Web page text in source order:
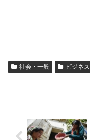
社会・一般 ビジネス